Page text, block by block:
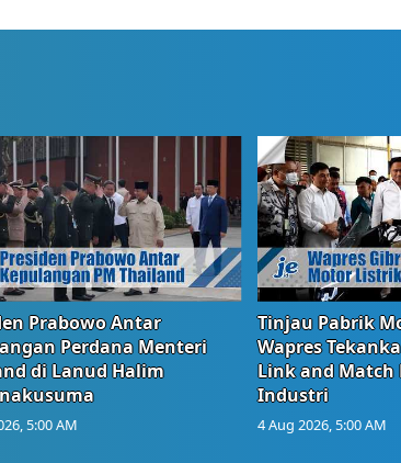
Prabowo Antar
Perdana Menteri
di Lanud Halim
5:00 AM
Tinjau Pabrik
Wapres
Link and Match
Industri
4 Aug 2026, 5:00 AM